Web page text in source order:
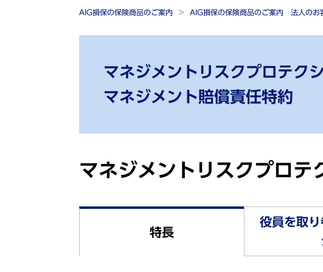
AIG損保の保険商品のご案内 AIG損保の保険商品のご案内 法人のお
マネジメントリスクプロテク
マネジメント賠償責任特約
マネジメントリスクプロテ
特長
役員を取